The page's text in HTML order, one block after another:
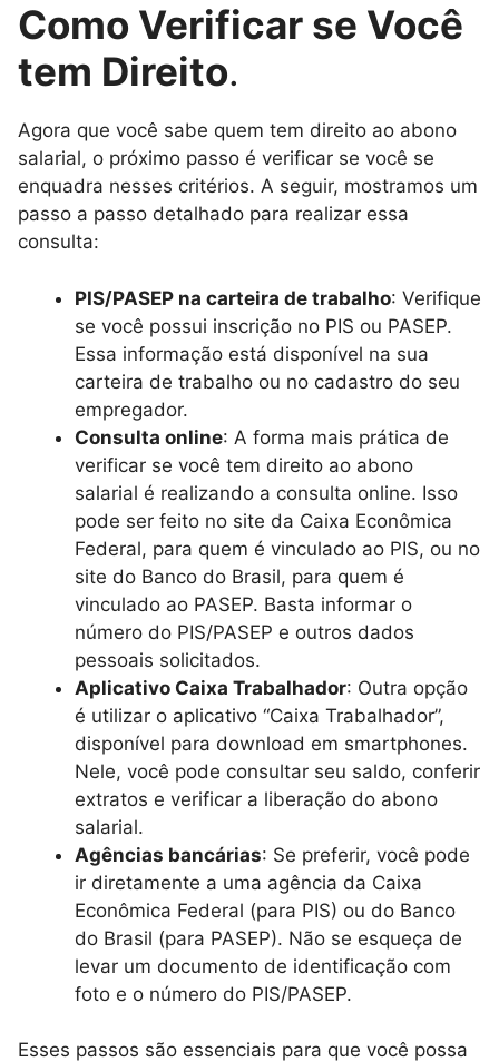
Como Verificar se Você
tem Direito.
Agora que você sabe quem tem direito ao abono
salarial, o próximo passo é verificar se você se
enquadra nesses critérios. A seguir, mostramos um
passo a passo detalhado para realizar essa
consulta:
PIS/PASEP na carteira de trabalho: Verifique
se você possui inscrição no PIS ou PASEP.
Essa informação está disponível na sua
carteira de trabalho ou no cadastro do seu
empregador.
Consulta online: A forma mais prática de
verificar se você tem direito ao abono
salarial é realizando a consulta online. Isso
pode ser feito no site da Caixa Econômica
Federal, para quem é vinculado ao PIS, ou no
site do Banco do Brasil, para quem é
vinculado ao PASEP. Basta informar o
número do PIS/PASEP e outros dados
pessoais solicitados.
Aplicativo Caixa Trabalhador: Outra opção
é utilizar o aplicativo “Caixa Trabalhador”,
disponível para download em smartphones.
Nele, você pode consultar seu saldo, conferir
extratos e verificar a liberação do abono
salarial.
Agências bancárias: Se preferir, você pode
ir diretamente a uma agência da Caixa
Econômica Federal (para PIS) ou do Banco
do Brasil (para PASEP). Não se esqueça de
levar um documento de identificação com
foto e o número do PIS/PASEP.
Esses passos são essenciais para que você possa